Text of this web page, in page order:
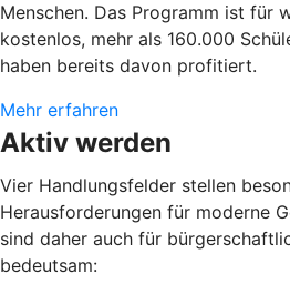
Menschen. Das Programm ist für
kostenlos, mehr als 160.000
haben bereits davon profitiert.
Mehr erfahren
Aktiv werden
Vier Handlungsfelder stellen
Herausforderungen für moderne
sind daher auch für
bedeutsam: